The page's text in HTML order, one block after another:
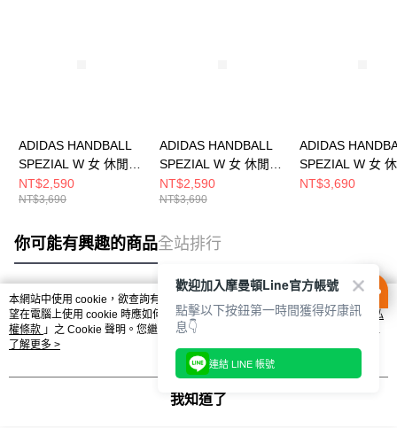
ADIDAS HANDBALL
SPEZIAL W 女 休閒鞋
IH1510
NT$2,590
NT$3,690
ADIDAS HANDBALL
SPEZIAL W 女 休閒鞋
JP8726
NT$2,590
NT$3,690
ADIDAS
SPEZIAL W 女
IH1513
NT$3,690
你可能有興趣的商品全站排行
熱門標籤
本網站中使用 cookie，欲查詢有關本網站使用 cookie 方式之詳情，及若您不希
望在電腦上使用 cookie 時應如何變更電腦的 cookie 設定，請參閱本網站「
隱私
權條款 」之 Cookie 聲明。您繼續使用本網站即表示您同意本公司得按本網站使
用條款之 Cookie 聲明使用 cookie。
了解更多 >
我知道了
歡迎加入摩曼頓Line官方帳號
點擊以下按鈕第一時間獲得好康訊
息👇
連結 LINE 帳號